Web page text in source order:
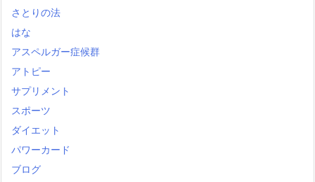
さとりの法
はな
アスペルガー症候群
アトピー
サプリメント
スポーツ
ダイエット
パワーカード
ブログ